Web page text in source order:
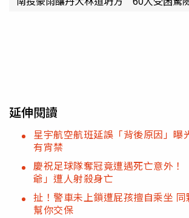
延伸閱讀
星宇航空航班延誤「背後原因」
有宵禁
慶祝足球隊奪冠竟遭遇死亡意外
爺」遭人射殺身亡
扯！警車未上鎖遭屁孩擅自乘坐
幫你交保